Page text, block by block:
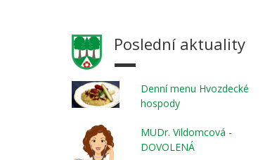
Poslední aktuality
Denní menu Hvozdecké
hospody
MUDr. Vildomcová -
DOVOLENÁ